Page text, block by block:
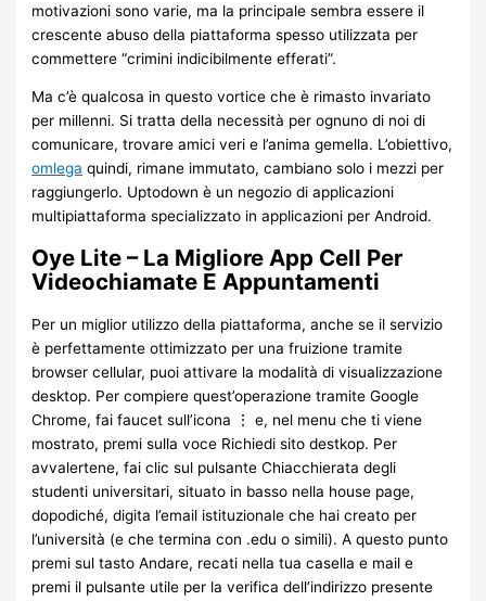
motivazioni sono varie, ma la principale sembra essere il
crescente abuso della piattaforma spesso utilizzata per
commettere “crimini indicibilmente efferati”.
Ma c’è qualcosa in questo vortice che è rimasto invariato
per millenni. Si tratta della necessità per ognuno di noi di
comunicare, trovare amici veri e l’anima gemella. L’obiettivo,
omlega quindi, rimane immutato, cambiano solo i mezzi per
raggiungerlo. Uptodown è un negozio di applicazioni
multipiattaforma specializzato in applicazioni per Android.
Oye Lite – La Migliore App Cell Per
Videochiamate E Appuntamenti
Per un miglior utilizzo della piattaforma, anche se il servizio
è perfettamente ottimizzato per una fruizione tramite
browser cellular, puoi attivare la modalità di visualizzazione
desktop. Per compiere quest’operazione tramite Google
Chrome, fai faucet sull’icona ⋮ e, nel menu che ti viene
mostrato, premi sulla voce Richiedi sito destkop. Per
avvalertene, fai clic sul pulsante Chiacchierata degli
studenti universitari, situato in basso nella house page,
dopodiché, digita l’email istituzionale che hai creato per
l’università (e che termina con .edu o simili). A questo punto
premi sul tasto Andare, recati nella tua casella e mail e
premi il pulsante utile per la verifica dell’indirizzo presente